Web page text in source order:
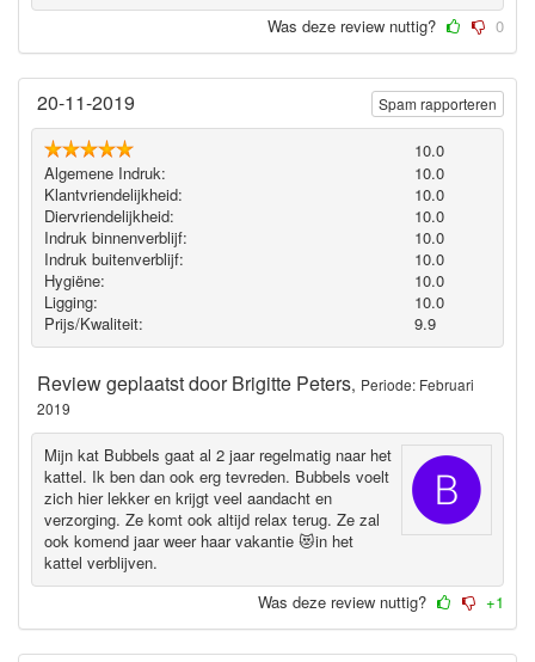
Was deze review nuttig? 0
20-11-2019
10.0
Algemene Indruk:
10.0
Klantvriendelijkheid:
10.0
Diervriendelijkheid:
10.0
Indruk binnenverblijf:
10.0
Indruk buitenverblijf:
10.0
Hygiëne‎:
10.0
Ligging:
10.0
Prijs/Kwaliteit:
9.9
Review geplaatst doorBrigitte Peters, Periode: Februari
2019
Mijn kat Bubbels gaat al 2 jaar regelmatig naar het
kattel. Ik ben dan ook erg tevreden. Bubbels voelt
zich hier lekker en krijgt veel aandacht en
verzorging. Ze komt ook altijd relax terug. Ze zal
ook komend jaar weer haar vakantie 😻in het
kattel verblijven.
Spam rapporteren
Was deze review nuttig? +1